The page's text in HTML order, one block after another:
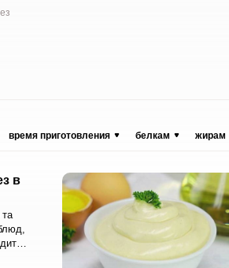
время приготовления белкам жирам
в